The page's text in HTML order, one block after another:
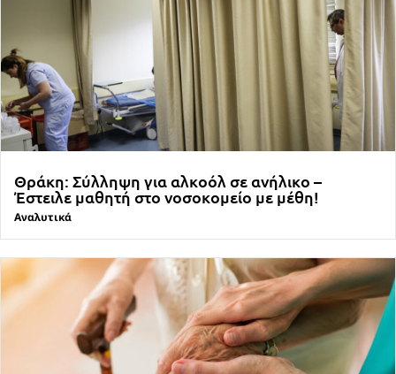
Θράκη: Σύλληψη για αλκοόλ σε ανήλικο –
Έστειλε μαθητή στο νοσοκομείο με μέθη!
Αναλυτικά